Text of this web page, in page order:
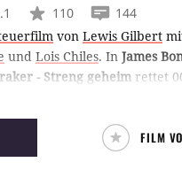
110
144
von Lewis Gilbert
und Lois Chiles. In James
- Streng geheim rettet
muss zunächst einmal auf
werden.
FILM